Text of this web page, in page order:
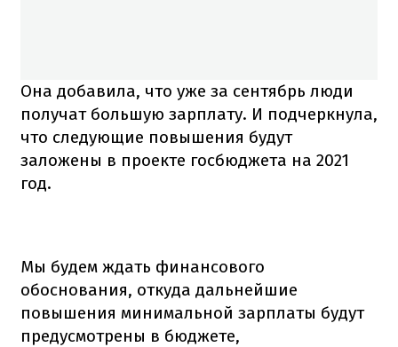
Она добавила, что уже за сентябрь люди
получат большую зарплату. И подчеркнула,
что следующие повышения будут
заложены в проекте госбюджета на 2021
год.
Мы будем ждать финансового
обоснования, откуда дальнейшие
повышения минимальной зарплаты будут
предусмотрены в бюджете,